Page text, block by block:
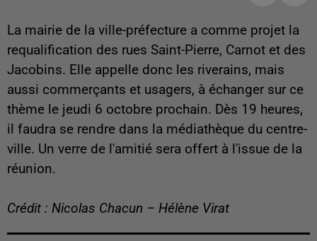
La mairie de la ville-préfecture a comme projet la
requalification des rues Saint-Pierre, Carnot et des
Jacobins. Elle appelle donc les riverains, mais
aussi commerçants et usagers, à échanger sur ce
thème le jeudi 6 octobre prochain. Dès 19 heures,
il faudra se rendre dans la médiathèque du centre-
ville. Un verre de l'amitié sera offert à l'issue de la
réunion.
Crédit : Nicolas Chacun – Hélène Virat